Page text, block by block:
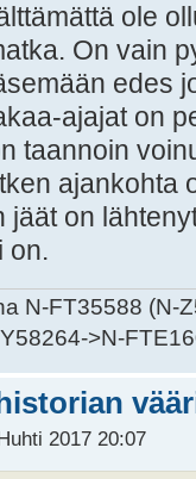
ole
On vain
edes
ajajat on
taannoin
ajankohta
on
on.
N-FT35588 (N-
>N-
2017 20:07